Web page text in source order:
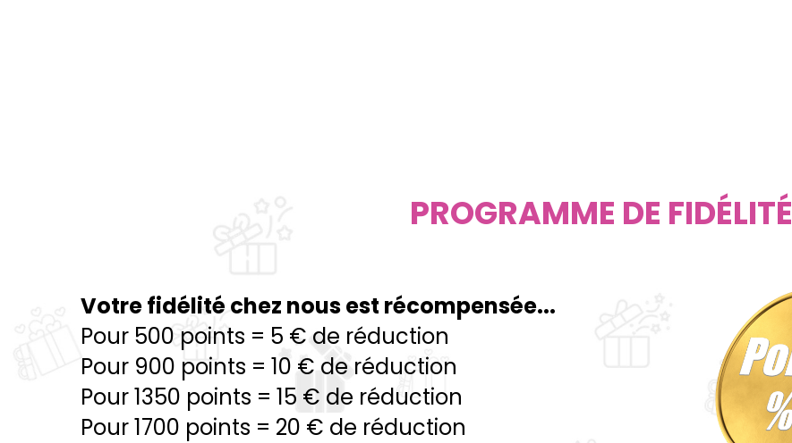
PROGRAMME DE FIDÉLITÉ
Votre fidélité chez nous est récompensée...
Pour 500 points = 5 € de réduction
Pour 900 points = 10 € de réduction
Pour 1350 points = 15 € de réduction
Pour 1700 points = 20 € de réduction